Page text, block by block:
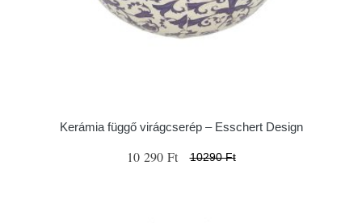
Kerámia függő virágcserép – Esschert Design
10 290 Ft 10290 Ft